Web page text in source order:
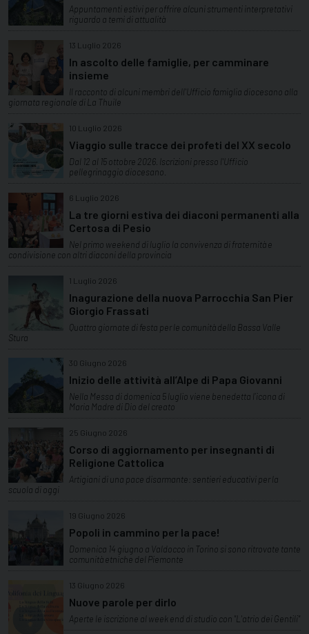
Appuntamenti estivi per offrire alcuni strumenti interpretativi
riguardo a temi di attualità
13 Luglio 2026
In ascolto delle famiglie, per camminare
insieme
Il racconto di alcuni membri dell'Ufficio famiglia diocesano alla
giornata regionale di La Thuile
10 Luglio 2026
Viaggio sulle tracce dei profeti del XX secolo
Dal 12 al 15 ottobre 2026. Iscrizioni presso l'Ufficio
pellegrinaggio diocesano.
6 Luglio 2026
La tre giorni estiva dei diaconi permanenti alla
Certosa di Pesio
Nel primo weekend di luglio la convivenza di fraternità e
condivisione con altri diaconi della provincia
1 Luglio 2026
Inagurazione della nuova Parrocchia San Pier
Giorgio Frassati
Quattro giornate di festa per le comunità della Bassa Valle
Stura
30 Giugno 2026
Inizio delle attività all’Alpe di Papa Giovanni
Nella Messa di domenica 5 luglio viene benedetta l’icona di
Maria Madre di Dio del creato
25 Giugno 2026
Corso di aggiornamento per insegnanti di
Religione Cattolica
Artigiani di una pace disarmante: sentieri educativi per la
scuola di oggi
19 Giugno 2026
Popoli in cammino per la pace!
Domenica 14 giugno a Valdocco in Torino si sono ritrovate tante
comunità etniche del Piemonte
13 Giugno 2026
Nuove parole per dirlo
Aperte le iscrizione al week end di studio con "L'atrio dei Gentili"